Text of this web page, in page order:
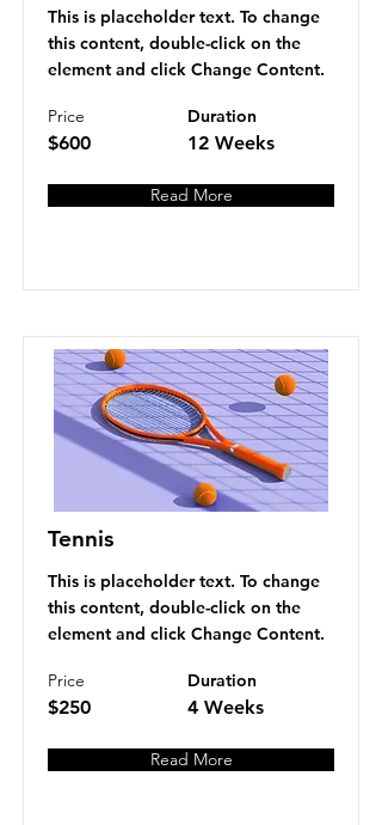
This is placeholder text. To change
this content, double-click on the
element and click Change Content.
Price
$600
Duration
12 Weeks
Read More
Tennis
This is placeholder text. To change
this content, double-click on the
element and click Change Content.
Price
$250
Duration
4 Weeks
Read More